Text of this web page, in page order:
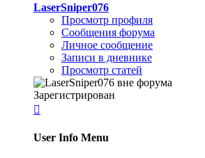
LaserSniper076
Просмотр профиля
Сообщения форума
Личное сообщение
Записи в дневнике
Просмотр статей
Зарегистрирован

User Info Menu